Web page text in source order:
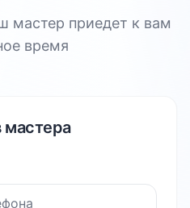
мастер приедет к вам
время
мастера